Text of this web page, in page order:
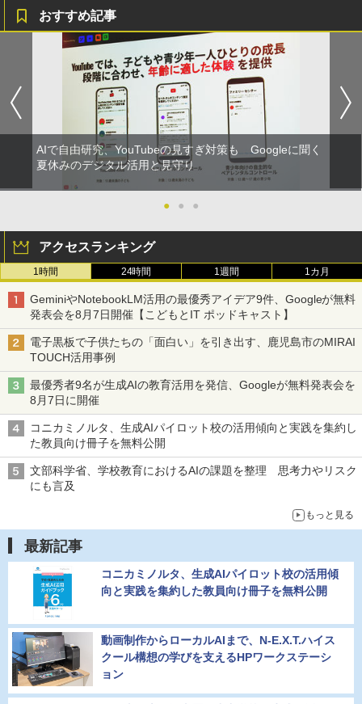
おすすめ記事
AIで自由研究、YouTubeの見すぎ対策も Googleに聞く
夏休みのデジタル活用と見守り
● ● ●
アクセスランキング
1時間 24時間 1週間 1カ月
GeminiやNotebookLM活用の最優秀アイデア9件、Googleが無料
発表会を8月7日開催【こどもとIT ポッドキャスト】
電子黒板で子供たちの「面白い」を引き出す、鹿児島市のMIRAI
TOUCH活用事例
最優秀者9名が生成AIの教育活用を発信、Googleが無料発表会を
8月7日に開催
コニカミノルタ、生成AIパイロット校の活用傾向と実践を集約し
た教員向け冊子を無料公開
文部科学省、学校教育におけるAIの課題を整理 思考力やリスク
にも言及
もっと見る
最新記事
コニカミノルタ、生成AIパイロット校の活用傾
向と実践を集約した教員向け冊子を無料公開
動画制作からローカルAIまで、N-E.X.T.ハイス
クール構想の学びを支えるHPワークステーシ
ョン